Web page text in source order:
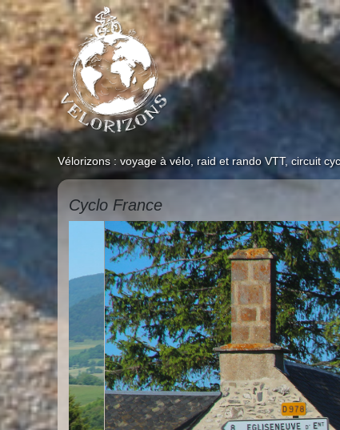
Vélorizons : voyage à vélo, raid et rando VTT, circuit
Cyclo France